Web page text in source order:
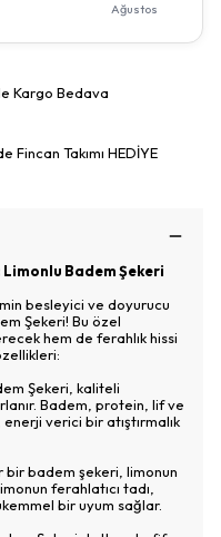
Ağustos
Kargo Bedava
Takımı HEDİYE
Limonlu Badem Şekeri
besleyici ve doyurucu
Şekeri! Bu özel
hem de ferahlık hissi
Şekeri, kaliteli
Badem, protein, lif ve
enerji verici bir atıştırmalık
bir badem şekeri, limonun
ferahlatıcı tadı,
bir uyum sağlar.